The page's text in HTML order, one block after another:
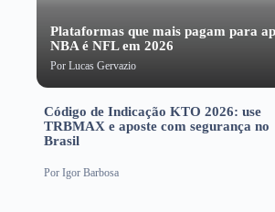
Plataformas que mais pagam para
NBA é NFL em 2026
Por Lucas Gervazio
Código de Indicação KTO 2026: use
TRBMAX e aposte com segurança no
Brasil
Por Igor Barbosa